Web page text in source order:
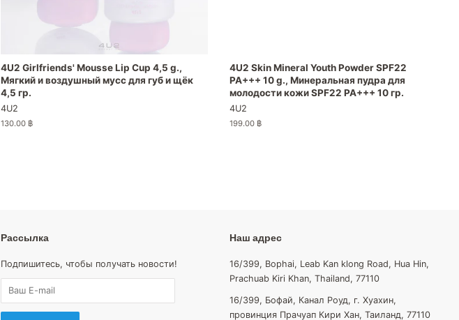
4U2 Girlfriends' Mousse Lip Cup 4,5 g.,
Мягкий и воздушный мусс для губ и щёк
4,5 гр.
4U2
Обычная
130.00 ฿
4U2 Skin Mineral Youth Powder SPF22
PA+++ 10 g., Минеральная пудра для
молодости кожи SPF22 PA+++ 10 гр.
4U2
Обычная
199.00 ฿
Рассылка
Подпишитесь, чтобы получать новости!
Наш адрес
16/399, Bophai, Leab Kan klong Road, Hua Hin,
Prachuab Kiri Khan, Thailand, 77110
16/399, Бофай, Канал Роуд, г. Хуахин,
провинция Прачуап Кири Хан, Таиланд, 77110